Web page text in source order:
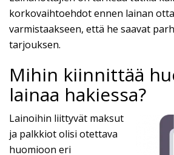
korkovaihtoehdot ennen lainan
varmistaakseen, että he saavat
tarjouksen.
Mihin kiinnittää
lainaa hakiessa?
Lainoihin liittyvät maksut
ja palkkiot olisi otettava
huomioon eri